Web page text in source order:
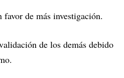
de más investigación.
de los demás debido